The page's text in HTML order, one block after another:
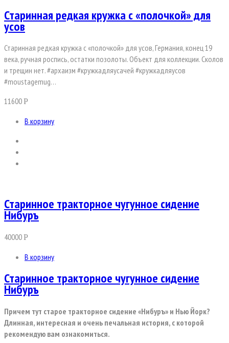
Старинная редкая кружка с «полочкой» для
усов
Старинная редкая кружка с «полочкой» для усов, Германия, конец 19
века, ручная роспись, остатки позолоты. Объект для коллекции. Сколов
и трещин нет. #архаизм #кружкадляусачей #кружкадляусов
#moustagemug…
11600Р
В корзину
Старинное тракторное чугунное сидение
Нибуръ
40000Р
В корзину
Старинное тракторное чугунное сидение
Нибуръ
Причем тут старое тракторное сидение «Нибуръ» и Нью Йорк?
Длинная, интересная и очень печальная история, с которой
рекомендую вам ознакомиться.